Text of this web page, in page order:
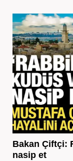
Bakan Çiftçi:
nasip et